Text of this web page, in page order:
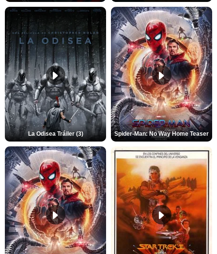
La Odisea Tráiler (3) Spider-Man: No Way Home Teaser